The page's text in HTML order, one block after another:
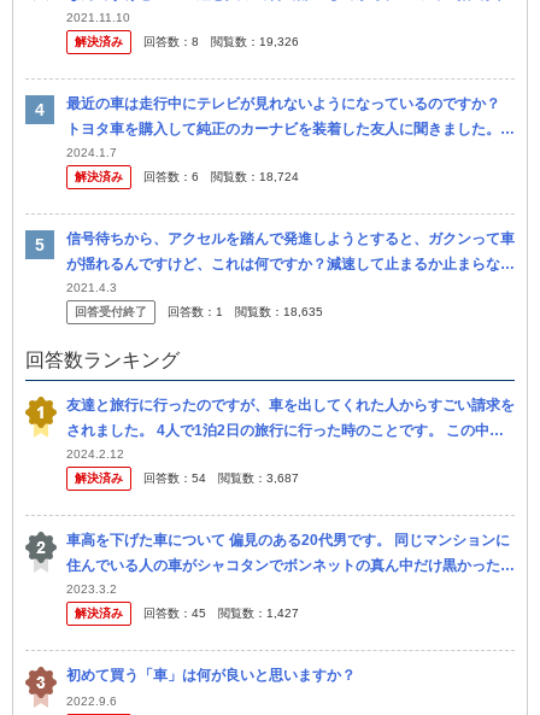
ないんですか?金利がもったいないとは思わないのでしょうか? 収入
のな...
2021.11.10
解決済み
回答数： 8 閲覧数： 19,326
最近の車は走行中にテレビが見れないようになっているのですか？
トヨタ車を購入して純正のカーナビを装着した友人に聞きました。
自分はもちろん運転中はほとんど画面を見ませんが助手席に乗ってる
人は...
2024.1.7
解決済み
回答数： 6 閲覧数： 18,724
信号待ちから、アクセルを踏んで発進しようとすると、ガクンって車
が揺れるんですけど、これは何ですか？減速して止まるか止まらない
かのスピードからの加速の時はガクンってならないです。 トヨタの
ヤリス ...
2021.4.3
回答受付終了
回答数： 1 閲覧数： 18,635
回答数ランキング
友達と旅行に行ったのですが、車を出してくれた人からすごい請求を
されました。 4人で1泊2日の旅行に行った時のことです。 この中の1
人が車を出してくれました。 車種ヤリスで新車で300万円ぐらい...
2024.2.12
解決済み
回答数： 54 閲覧数： 3,687
車高を下げた車について 偏見のある20代男です。 同じマンションに
住んでいる人の車がシャコタンでボンネットの真ん中だけ黒かったり
メッキをピカピカに磨いていたりなどバリ改造したプリウスなんです
が...
2023.3.2
解決済み
回答数： 45 閲覧数： 1,427
初めて買う「車」は何が良いと思いますか？
2022.9.6